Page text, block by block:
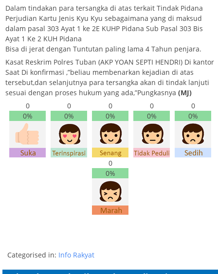
Dalam tindakan para tersangka di atas terkait Tindak Pidana
Perjudian Kartu Jenis Kyu Kyu sebagaimana yang di maksud
dalam pasal 303 Ayat 1 ke 2E KUHP Pidana Sub Pasal 303 Bis
Ayat 1 Ke 2 KUH Pidana
Bisa di jerat dengan Tuntutan paling lama 4 Tahun penjara.
Kasat Reskrim Polres Tuban (AKP YOAN SEPTI HENDRI) Di kantor
Saat Di konfirmasi ,”beliau membenarkan kejadian di atas
tersebut,dan selanjutnya para tersangka akan di tindak lanjuti
sesuai dengan proses hukum yang ada,”Pungkasnya (MJ)
0
0%
0
0%
0
0%
0
0%
0
0%
0
0%
Categorised in: Info Rakyat